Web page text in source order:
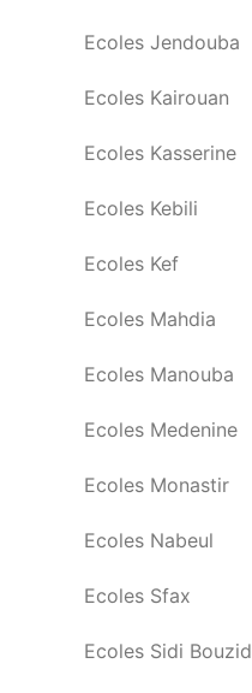
Ecoles Jendouba
Ecoles Kairouan
Ecoles Kasserine
Ecoles Kebili
Ecoles Kef
Ecoles Mahdia
Ecoles Manouba
Ecoles Medenine
Ecoles Monastir
Ecoles Nabeul
Ecoles Sfax
Ecoles Sidi Bouzid